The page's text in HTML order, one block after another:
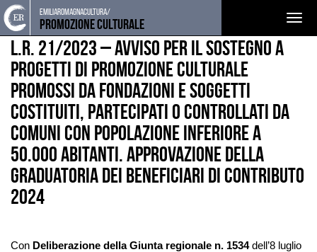
Torna
alla
home
Cerca
nel
sito
Salta
ai
contenuti
Salta
al
menu
principale
emiliaromagnacultura/
Promozione Culturale
FINANZIAMENTI BANDI
L.R. 21/2023 – Avviso per il sostegno a
progetti di promozione culturale
promossi da fondazioni e soggetti
costituiti, partecipati o controllati da
Comuni con popolazione inferiore a
50.000 abitanti. Approvazione della
graduatoria dei beneficiari di contributo
2024
Con Deliberazione della Giunta regionale n. 1534dell’8 luglio